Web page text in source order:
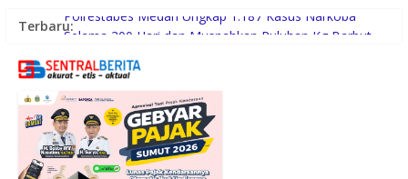
Terbaru:Polrestabes Medan Ungkap 1.187 Kasus Narkoba
Warga dan Sekolah Sambut Gembira Rencana
Gubernur Bobby Bangun SD Negeri Lasara di Nias
Utara
Sinergi Pemkab Madina dan DPR RI, 154 Anak di Siabu
dan sekitarnya, Terima Beasiswa Program Indonesia
Pintar 2026